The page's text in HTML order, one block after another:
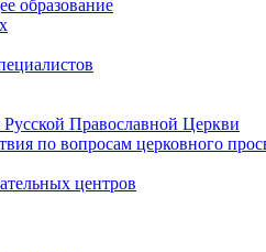
образование
Православной Церкви
по вопросам церковного
центров